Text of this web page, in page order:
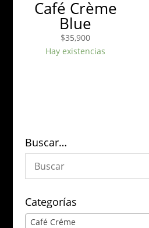
Café Crème
Blue
$35,900
Hay existencias
Buscar…
Categorías
Café Créme